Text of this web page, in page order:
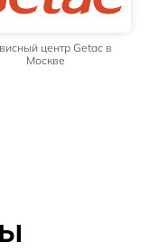
центр Getac в
Москве